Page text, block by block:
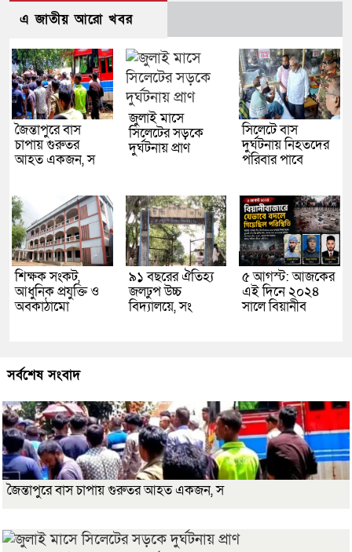
এ জাতীয় আরো খবর
জৈন্তাপুরে বাস
চাপায় গুরুতর
আহত একজন, স
জুলাই মাসে
সিলেটের সড়কে
দুর্ঘটনায় প্রাণ
সিলেটে বাস
দুর্ঘটনায় নিহতদের
পরিবার পাবে
শিক্ষক সংকট,
আধুনিক প্রযুক্তি ও
অবকাঠামো
৯১ বছরের ঐতিহ্য
জলঢুপ উচ্চ
বিদ্যালয়ে, সং
৫ আগস্ট: আজকের
এই দিনে ২০২৪
সালে বিয়ানীব
সর্বশেষ সংবাদ
জৈন্তাপুরে বাস চাপায় গুরুতর আহত একজন, স